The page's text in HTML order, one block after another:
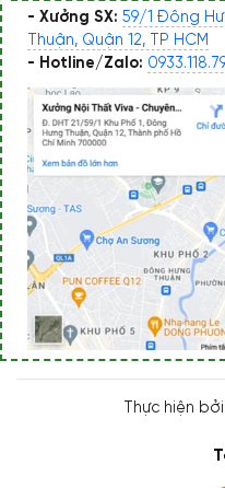
- Xưởng SX: 59/1 Đông
Thuận, Quận 12, TP HCM
- Hotline/Zalo:
Thực hiện